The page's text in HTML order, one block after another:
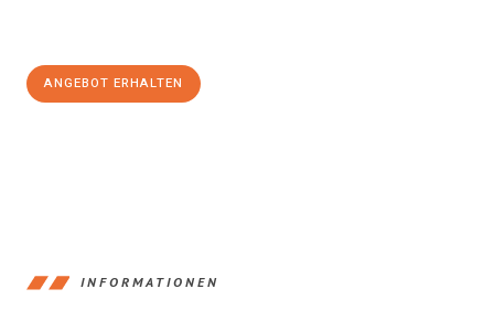
ANGEBOT ERHALTEN
INFORMATIONEN